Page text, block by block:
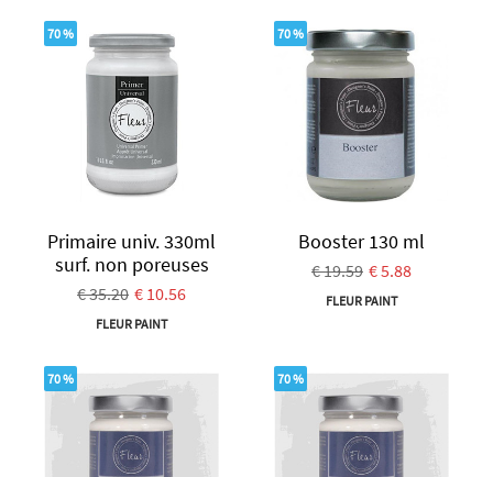
70 %
Primaire univ. 330ml
surf. non poreuses
€ 35.20 € 10.56
FLEUR PAINT
70 %
Booster 130 ml
€ 19.59 € 5.88
FLEUR PAINT
70 % 70 %